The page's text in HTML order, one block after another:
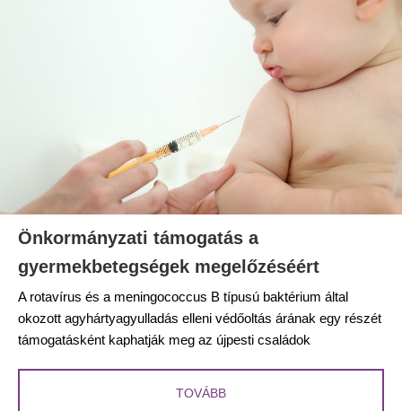
Önkormányzati támogatás a
gyermekbetegségek megelőzéséért
A rotavírus és a meningococcus B típusú baktérium által
okozott agyhártyagyulladás elleni védőoltás árának egy részét
támogatásként kaphatják meg az újpesti családok
TOVÁBB